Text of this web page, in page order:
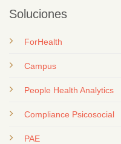
Soluciones
ForHealth
Campus
People Health Analytics
Compliance Psicosocial
PAE